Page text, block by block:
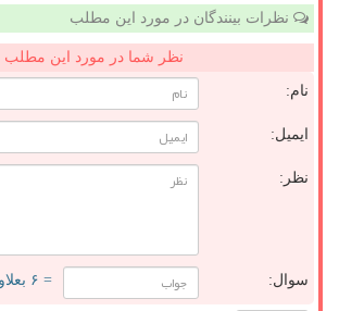
نظرات بینندگان در مورد این مطلب
نظر شما در مورد این مطلب
نام:
ایمیل:
نظر:
سوال: = ۶ بعلاوه ۳